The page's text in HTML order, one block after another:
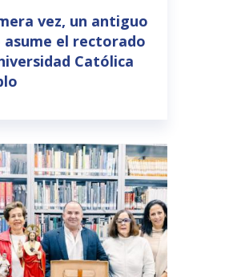
vez, un antiguo
asume el rectorado
Católica